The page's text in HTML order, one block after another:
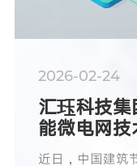
2026-02-24
汇珏科技
能微电网
近日，中国建筑